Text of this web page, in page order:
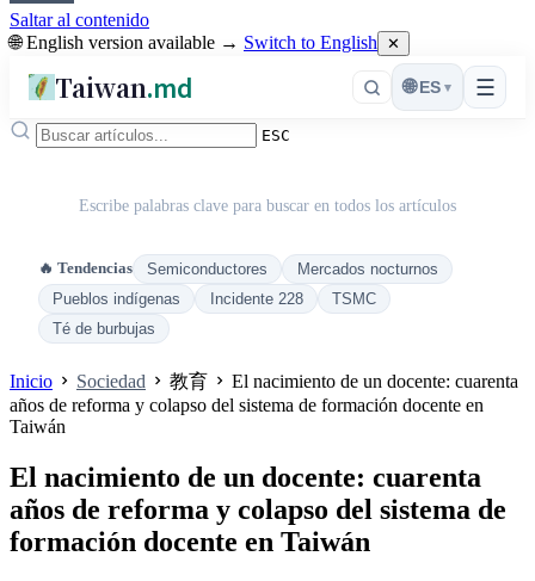
Saltar al contenido
🌐 English version available → Switch to English ✕
Taiwan.md ☰
🌐 ES ▾
ESC
Escribe palabras clave para buscar en todos los artículos
🔥 Tendencias Semiconductores
Mercados nocturnos
Pueblos indígenas
Incidente 228
TSMC
Té de burbujas
Inicio Sociedad 教育
El nacimiento de un docente: cuarenta
años de reforma y colapso del sistema de formación docente en
Taiwán
El nacimiento de un docente: cuarenta
años de reforma y colapso del sistema de
formación docente en Taiwán